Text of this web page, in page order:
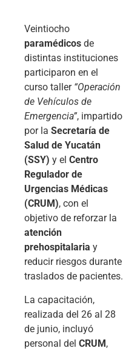
Veintiocho
paramédicos de
distintas instituciones
participaron en el
curso taller “Operación
de Vehículos de
Emergencia”, impartido
por la Secretaría de
Salud de Yucatán
(SSY) y el Centro
Regulador de
Urgencias Médicas
(CRUM), con el
objetivo de reforzar la
atención
prehospitalaria y
reducir riesgos durante
traslados de pacientes.
La capacitación,
realizada del 26 al 28
de junio, incluyó
personal del CRUM,